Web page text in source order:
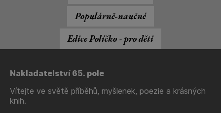
Populárně-naučné
Edice Políčko - pro děti
Nakladatelství 65. pole
Vítejte ve světě příběhů, myšlenek, poezie a krásných
knih.